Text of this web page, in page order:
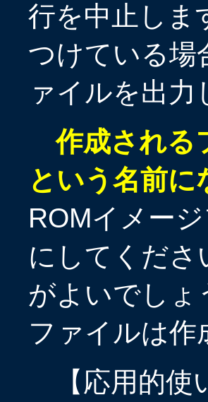
行を中止しま
つけている場
ァイルを出力
作成される
という名前
ROMイメー
にしてくださ
がよいでしょ
ファイルは作
【応用的使